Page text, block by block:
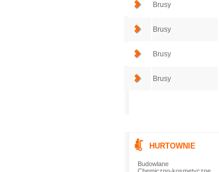
Brusy
Brusy
Brusy
Brusy
HURTOWNIE
Budowlane